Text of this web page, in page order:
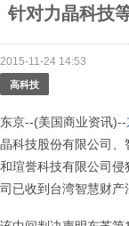
针对力晶科技
2015-11-24 14:53
高科技
东京--(美国商业资讯)--
晶科技股份有限公司、
和瑄誉科技有限公司
司已收到台湾智慧财产